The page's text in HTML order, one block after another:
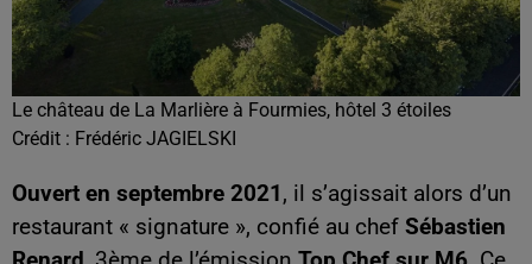
Le château de La Marlière à Fourmies, hôtel 3 étoiles
Crédit : Frédéric JAGIELSKI
Ouvert en septembre 2021 , il s’agissait alors d’un
restaurant « signature », confié au chef Sébastien